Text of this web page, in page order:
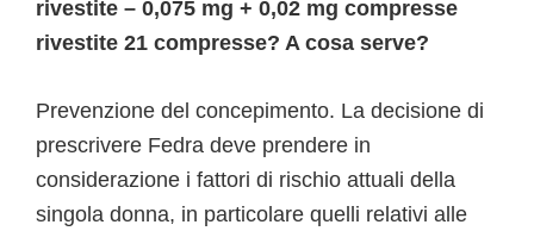
rivestite – 0,075 mg + 0,02 mg compresse
rivestite 21 compresse? A cosa serve?
Prevenzione del concepimento. La decisione di
prescrivere Fedra deve prendere in
considerazione i fattori di rischio attuali della
singola donna, in particolare quelli relativi alle